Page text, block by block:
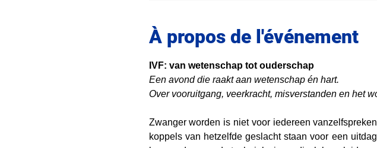
À propos de l'événement
IVF: van wetenschap tot ouderschap
Een avond die raakt aan wetenschap én hart.
Over vooruitgang, veerkracht, misverstanden en het
Zwanger worden is niet voor iedereen
koppels van hetzelfde geslacht staan voor een